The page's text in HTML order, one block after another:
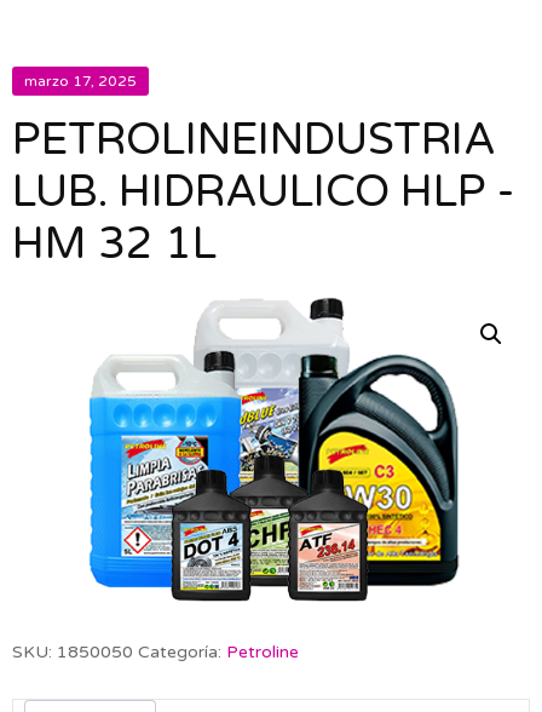
marzo 17, 2025
PETROLINEINDUSTRIA
LUB. HIDRAULICO HLP -
HM 32 1L
SKU: 1850050 Categoría: Petroline